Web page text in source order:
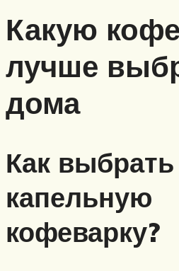
Какую
лучше
дома
Как выбрать
капельную
кофеварку?